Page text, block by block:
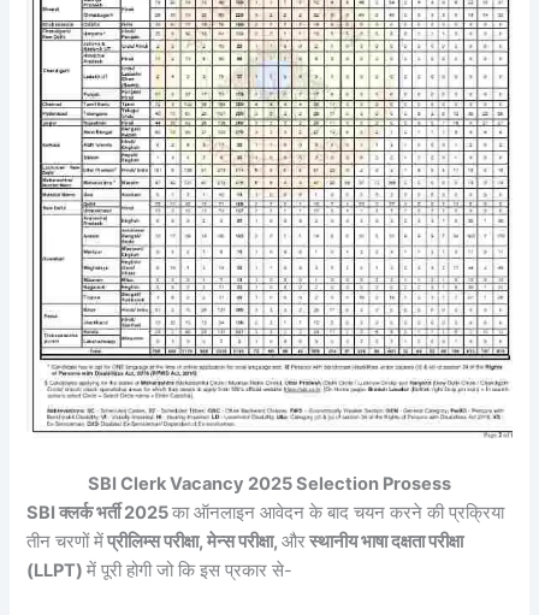
SBI Clerk Vacancy 2025 Selection Prosess
SBI क्लर्क भर्ती 2025का ऑनलाइन आवेदन के बाद चयन करने की प्रक्रिया
तीन चरणों मेंप्रीलिम्स परीक्षा, मेन्स परीक्षा,औरस्थानीय भाषा दक्षता परीक्षा
(LLPT)में पूरी होगी जो कि इस प्रकार से-